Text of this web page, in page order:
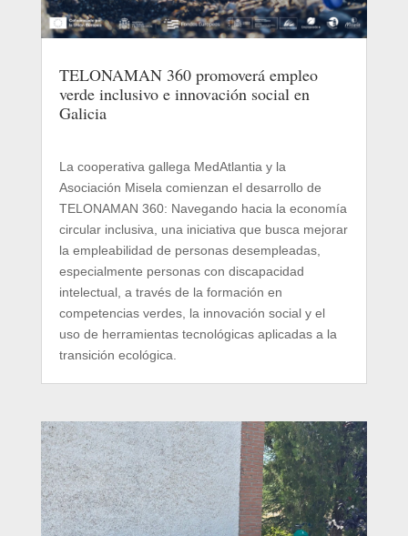
TELONAMAN 360 promoverá empleo
verde inclusivo e innovación social en
Galicia
La cooperativa gallega MedAtlantia y la
Asociación Misela comienzan el desarrollo de
TELONAMAN 360: Navegando hacia la economía
circular inclusiva, una iniciativa que busca mejorar
la empleabilidad de personas desempleadas,
especialmente personas con discapacidad
intelectual, a través de la formación en
competencias verdes, la innovación social y el
uso de herramientas tecnológicas aplicadas a la
transición ecológica.